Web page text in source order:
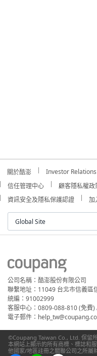
關於酷澎 Investor Relations
信任管理中心
顧客隱私權政
資訊安全及隱私保護認證
加
Global Site
公司名稱：酷澎股份有限公司
聯繫地址：11049 台北市信義區
統編：91002999
客服中心：0809-088-810 (免費
電子郵件：
©Coupang Taiwan Co., Ltd. 保留
本網站上顯示的所有商標、標誌和
他國家/地區註冊之關聯公司之所屬